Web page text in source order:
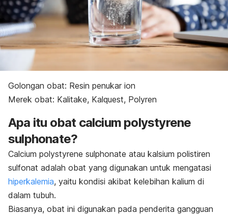
Golongan obat: Resin penukar ion
Merek obat: Kalitake, Kalquest, Polyren
Apa itu obat calcium polystyrene
sulphonate?
Calcium polystyrene sulphonate atau kalsium polistiren
sulfonat adalah obat yang digunakan untuk mengatasi
hiperkalemia, yaitu kondisi akibat kelebihan kalium di
dalam tubuh.
Biasanya, obat ini digunakan pada penderita gangguan